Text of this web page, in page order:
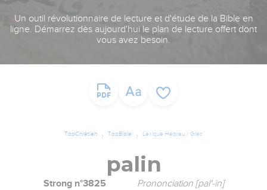
Un outil révolutionnaire de lecture et d'étude de la Bible en
ligne. Démarrez dès aujourd'hui le plan de lecture offert dont
vous avez besoin.
TopChrétien TopBible Lexique Hébreu / Grec
palin
Strong n°3825 Prononciation [pal'-in]